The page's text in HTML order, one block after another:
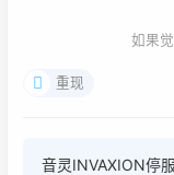
如果
重现
音灵INVAXION停